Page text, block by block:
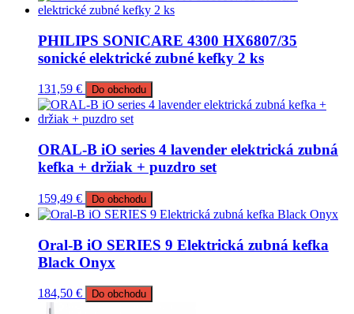
PHILIPS SONICARE 4300 HX6807/35
sonické elektrické zubné kefky 2 ks
131,59 € Do obchodu
ORAL-B iO series 4 lavender elektrická zubná
kefka + držiak + puzdro set
159,49 € Do obchodu
Oral-B iO SERIES 9 Elektrická zubná kefka
Black Onyx
184,50 € Do obchodu